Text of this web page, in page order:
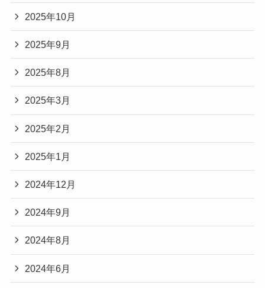
2025年10月
2025年9月
2025年8月
2025年3月
2025年2月
2025年1月
2024年12月
2024年9月
2024年8月
2024年6月